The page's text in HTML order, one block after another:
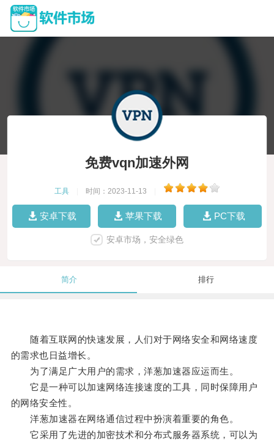
免费vqn加速外网
工具 时间：2023-11-13
安卓下载 苹果下载 PC下载
安卓市场，安全绿色
简介 排行
随着互联网的快速发展，人们对于网络安全和网络速度
的需求也日益增长。
为了满足广大用户的需求，洋葱加速器应运而生。
它是一种可以加速网络连接速度的工具，同时保障用户
的网络安全性。
洋葱加速器在网络通信过程中扮演着重要的角色。
它采用了先进的加密技术和分布式服务器系统，可以为